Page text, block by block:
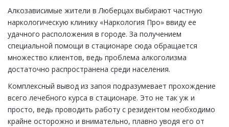
Алкозависимые жители в Люберцах выбирают частную
наркологическую клинику «Наркология Про» ввиду ее
удачного расположения в городе. За получением
специальной помощи в стационаре сюда обращается
множество клиентов, ведь проблема алкоголизма
достаточно распространена среди населения.
Комплексный вывод из запоя подразумевает прохождение
всего лечебного курса в стационаре. Это не так уж и
просто, ведь проводить работу с резидентом необходимо
крайне осторожно и внимательно, плавно уводя его от